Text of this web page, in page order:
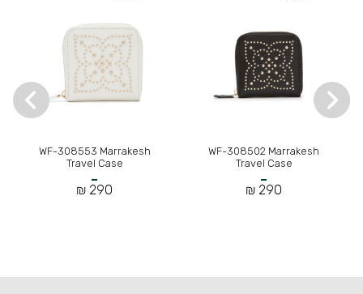
WF-308502 Marrakesh
Travel Case
290 ₪
WF-308553 Marrakesh
Travel Case
290 ₪